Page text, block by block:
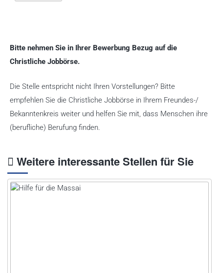
Bitte nehmen Sie in Ihrer Bewerbung Bezug auf die
Christliche Jobbörse.
Die Stelle entspricht nicht Ihren Vorstellungen? Bitte
empfehlen Sie die Christliche Jobbörse in Ihrem Freundes-/
Bekanntenkreis weiter und helfen Sie mit, dass Menschen ihre
(berufliche) Berufung finden.
Weitere interessante Stellen für Sie